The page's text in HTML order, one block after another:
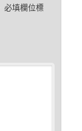
必填欄位標